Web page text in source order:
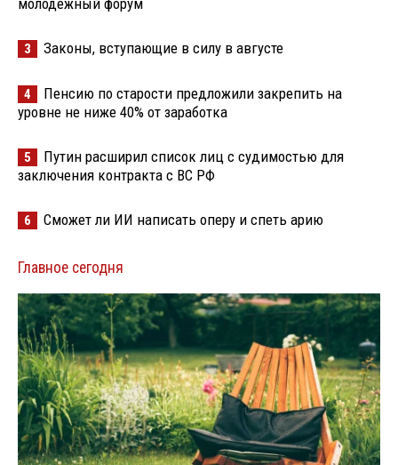
молодёжный форум
3 Законы, вступающие в силу в августе
4
Пенсию по старости предложили закрепить на
уровне не ниже 40% от заработка
5
Путин расширил список лиц с судимостью для
заключения контракта с ВС РФ
6 Сможет ли ИИ написать оперу и спеть арию
Главное сегодня